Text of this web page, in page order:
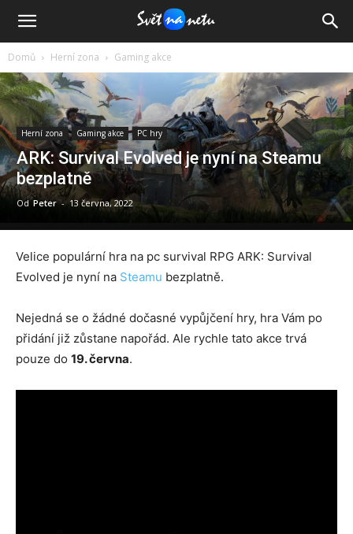
Domů Herní zona Gaming akce
Herní zona Gaming akce PC hry
ARK: Survival Evolved je nyní na Steamu
bezplatně
Od Peter - 13 června, 2022
Velice populární hra na pc survival RPG ARK: Survival
Evolved je nyní na Steamu bezplatně.
Nejedná se o žádné dočasné vypůjčení hry, hra Vám po
přidání již zůstane napořád. Ale rychle tato akce trvá
pouze do 19. června.